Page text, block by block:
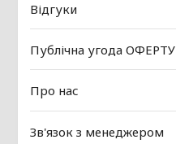
Відгуки
Публічна угода ОФЕРТУ
Про нас
Зв'язок з менеджером